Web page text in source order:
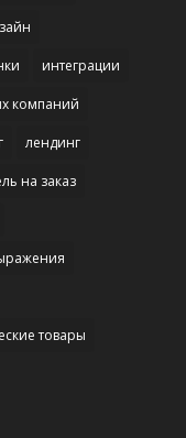
интеграции
компаний
лендинг
на заказ
товары